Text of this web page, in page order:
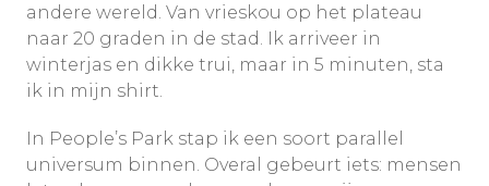
andere wereld. Van vrieskou op het plateau
naar 20 graden in de stad. Ik arriveer in
winterjas en dikke trui, maar in 5 minuten, sta
ik in mijn shirt.
In People’s Park stap ik een soort parallel
universum binnen. Overal gebeurt iets: mensen